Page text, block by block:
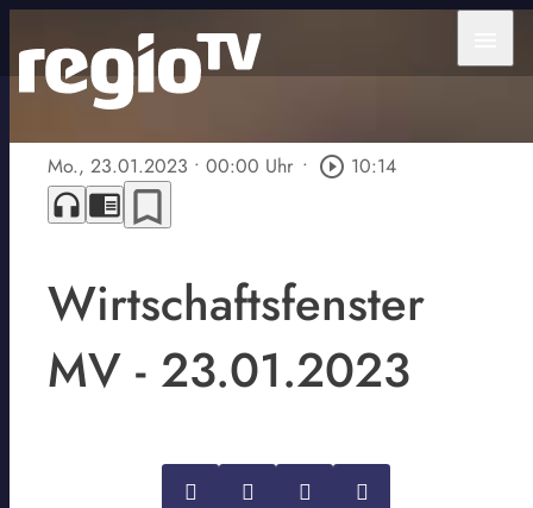
Mo., 23.01.2023 • 00:00 Uhr • play_circle_outline 10:14
headphones chrome_reader_mode bookmark_border
Wirtschaftsfenster
MV - 23.01.2023